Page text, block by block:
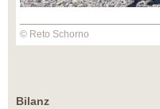
© Reto Schorno
Bilanz